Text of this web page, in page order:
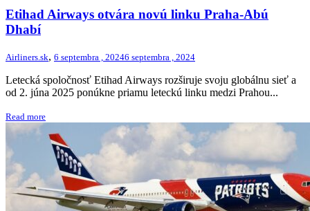
Etihad Airways otvára novú linku Praha-Abú
Dhabí
Airliners.sk, 6 septembra , 20246 septembra , 2024
Letecká spoločnosť Etihad Airways rozširuje svoju globálnu sieť a
od 2. júna 2025 ponúkne priamu leteckú linku medzi Prahou...
Read more